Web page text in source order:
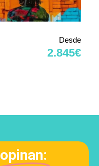
Desde
2.845€
opinan: